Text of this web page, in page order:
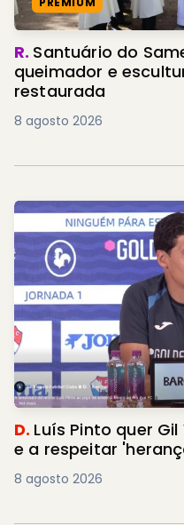
R. Santuário do
queimador e
restaurada
8 agosto 2026
D. Luís Pinto quer
e a respeitar
8 agosto 2026